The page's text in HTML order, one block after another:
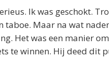
Ik was geschokt.
taboe. Maar na wat
Het was een manier
te winnen. Hij deed dit